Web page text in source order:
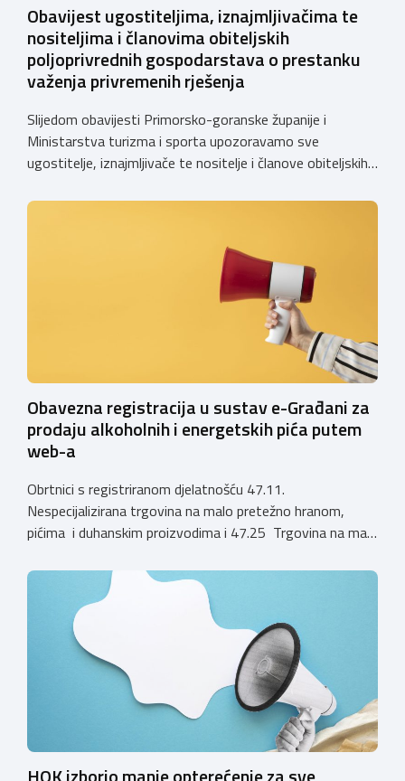
Obavijest ugostiteljima, iznajmljivačima te
nositeljima i članovima obiteljskih
poljoprivrednih gospodarstava o prestanku
važenja privremenih rješenja
Slijedom obavijesti Primorsko-goranske županije i
Ministarstva turizma i sporta upozoravamo sve
ugostitelje, iznajmljivače te nositelje i članove obiteljskih
privremenih rješenja izdanih sukladno Zakonu o
1. siječnja 2025. godine više ne mogu podnositi novi
zahtjevi za izdavanje privremenih rješenja, dok već izdana
Obavezna registracija u sustav e-Građani za
prodaju alkoholnih i energetskih pića putem
web-a
Obrtnici s registriranom djelatnošću 47.11.
Nespecijalizirana trgovina na malo pretežno hranom,
pićima i duhanskim proizvodima i 47.25 Trgovina na malo
koja sadrže alkohol i energetska pića dužni su uskladiti
svoje poslovne procese i osigurati tehničko rješenje za
vjerodostojnu provjeru punoljetnosti kupca putem
sustava e-Građani ili putem mobilne […]